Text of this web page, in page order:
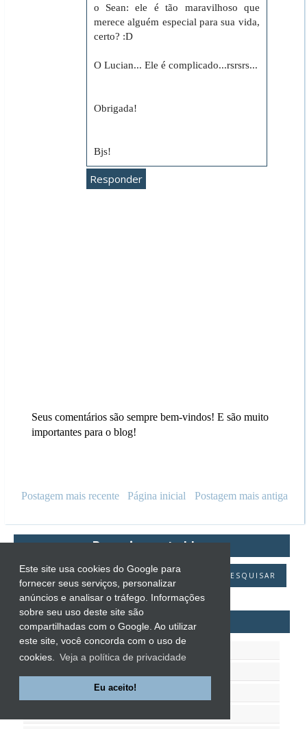
Este site usa cookies do Google para
fornecer seus serviços, personalizar
anúncios e analisar o tráfego. Informações
sobre seu uso deste site são
compartilhadas com o Google. Ao utilizar
este site, você concorda com o uso de
cookies.
Veja a política de privacidade
Eu aceito!
o Sean: ele é tão maravilhoso que
merece alguém especial para sua vida,
certo? :D
O Lucian... Ele é complicado...rsrsrs...
Obrigada!
Bjs!
Responder
Seus comentários são sempre bem-vindos! E são muito
importantes para o blog!
Postagem mais recente Postagem mais antiga
Página inicial
Pesquisar este blog
AUTORES
Adilson José Marques